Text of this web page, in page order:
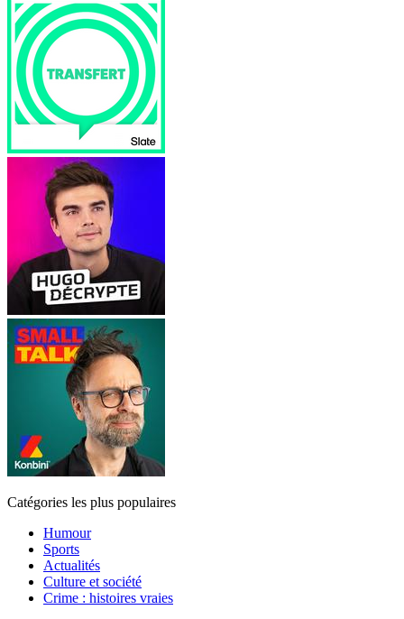
Catégories les plus populaires
Humour
Sports
Actualités
Culture et société
Crime : histoires vraies